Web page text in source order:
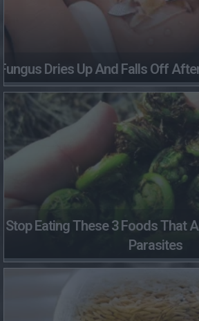
Dries Up And Falls Off
Stop Eating These 3 Foods That
Parasites